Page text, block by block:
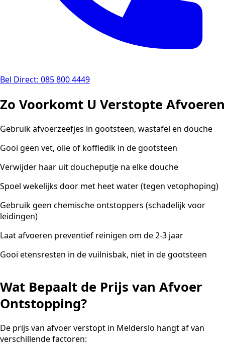
Bel Direct: 085 800 4449
Zo Voorkomt U Verstopte Afvoeren
Gebruik afvoerzeefjes in gootsteen, wastafel en douche
Gooi geen vet, olie of koffiedik in de gootsteen
Verwijder haar uit doucheputje na elke douche
Spoel wekelijks door met heet water (tegen vetophoping)
Gebruik geen chemische ontstoppers (schadelijk voor
leidingen)
Laat afvoeren preventief reinigen om de 2-3 jaar
Gooi etensresten in de vuilnisbak, niet in de gootsteen
Wat Bepaalt de Prijs van Afvoer
Ontstopping?
De prijs van afvoer verstopt in Melderslo hangt af van
verschillende factoren: